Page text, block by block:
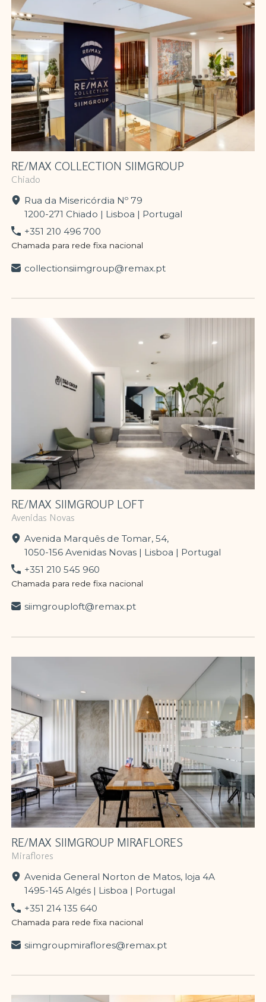
RE/MAX COLLECTION SIIMGROUP
Chiado
Rua da Misericórdia Nº 79
1200-271 Chiado | Lisboa | Portugal
+351 210 496 700
Chamada para rede fixa nacional
collectionsiimgroup@remax.pt
RE/MAX SIIMGROUP LOFT
Avenidas Novas
Avenida Marquês de Tomar, 54,
1050-156 Avenidas Novas | Lisboa | Portugal
+351 210 545 960
Chamada para rede fixa nacional
siimgrouploft@remax.pt
RE/MAX SIIMGROUP MIRAFLORES
Miraflores
Avenida General Norton de Matos, loja 4A
1495-145 Algés | Lisboa | Portugal
+351 214 135 640
Chamada para rede fixa nacional
siimgroupmiraflores@remax.pt